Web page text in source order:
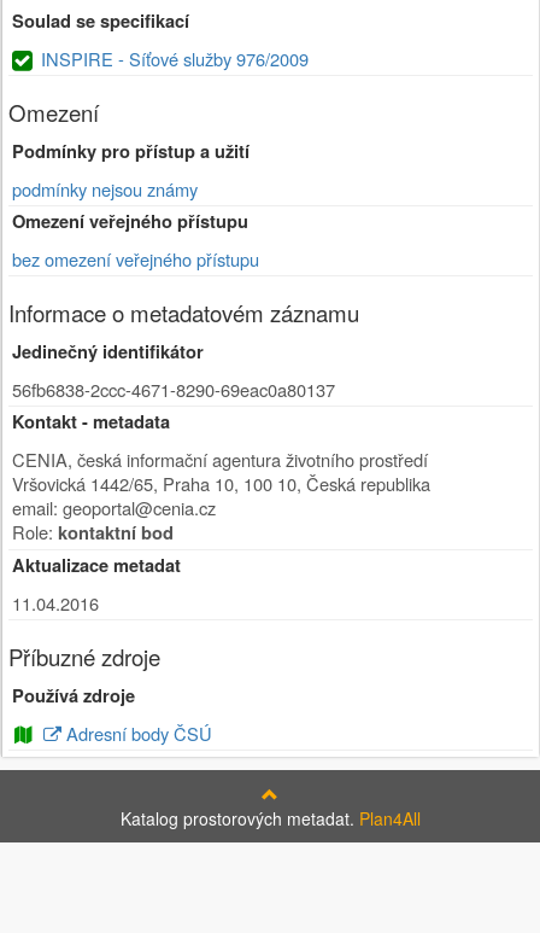
Soulad se specifikací
INSPIRE - Síťové služby 976/2009
Omezení
Podmínky pro přístup a užití
podmínky nejsou známy
Omezení veřejného přístupu
bez omezení veřejného přístupu
Informace o metadatovém záznamu
Jedinečný identifikátor
56fb6838-2ccc-4671-8290-69eac0a80137
Kontakt - metadata
CENIA, česká informační agentura životního prostředí
Vršovická 1442/65, Praha 10, 100 10, Česká republika
email: geoportal@cenia.cz
Role: kontaktní bod
Aktualizace metadat
11.04.2016
Příbuzné zdroje
Používá zdroje
Adresní body ČSÚ
Katalog prostorových metadat. Plan4All